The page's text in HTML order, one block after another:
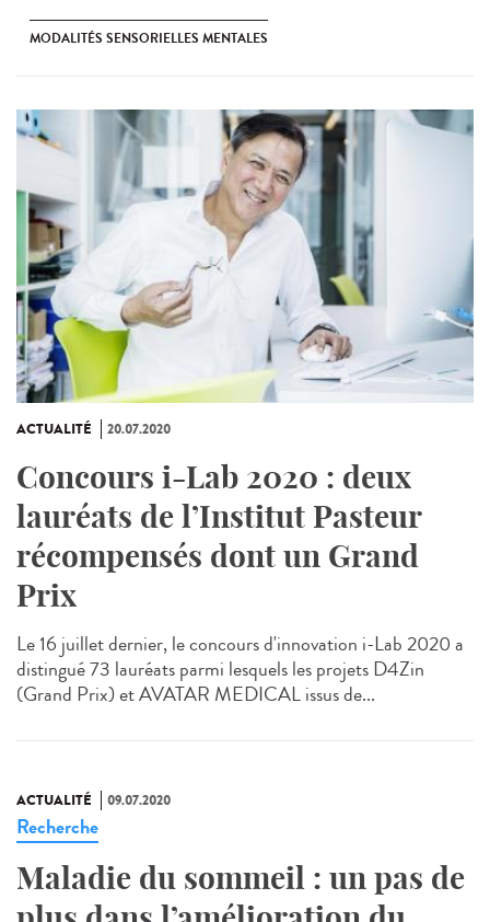
MODALITÉS SENSORIELLES MENTALES
ACTUALITÉ 20.07.2020
Concours i-Lab 2020 : deux
lauréats de l’Institut Pasteur
récompensés dont un Grand
Prix
Le 16 juillet dernier, le concours d'innovation i-Lab 2020 a
distingué 73 lauréats parmi lesquels les projets D4Zin
(Grand Prix) et AVATAR MEDICAL issus de...
ACTUALITÉ 09.07.2020
Recherche
Maladie du sommeil : un pas de